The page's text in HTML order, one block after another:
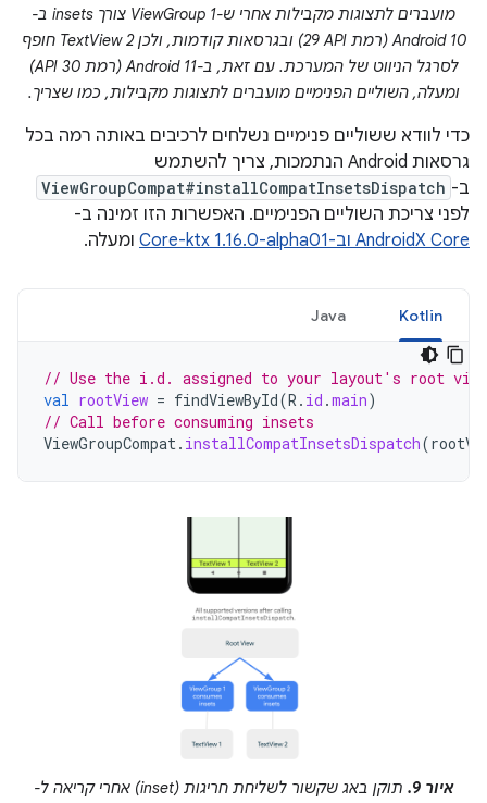
מועברים לתצוגות מקבילות אחרי ש-ViewGroup 1 צורך insets ב-
Android 10 (רמת API‏ 29) ובגרסאות קודמות, ולכן TextView 2 חופף
לסרגל הניווט של המערכת. עם זאת, ב-Android 11 (רמת API 30)
ומעלה, השוליים הפנימיים מועברים לתצוגות מקבילות, כמו שצריך.
כדי לוודא ששוליים פנימיים נשלחים לרכיבים באותה רמה בכל
גרסאות Android הנתמכות, צריך להשתמש
ב- ViewGroupCompat#installCompatInsetsDispatch
לפני צריכת השוליים הפנימיים. האפשרות הזו זמינה ב-
AndroidX Core וב-Core-ktx 1.16.0-alpha01
ומעלה.
Kotlin
Java
// Use the i.d. assigned to your layout's root
val rootView = findViewById(R . id .main)
// Call before consuming insets
ViewGroupCompat. installCompatInsetsDispatch(
איור 9.
תוקן באג שקשור לשליחת חריגות (inset) אחרי קריאה ל-